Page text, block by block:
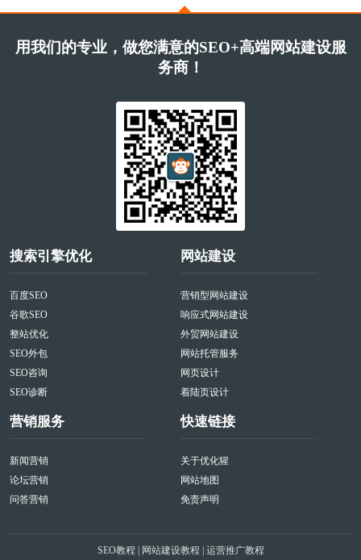
用我们的专业，做您满意的SEO+高端网站建设服
务商！
搜索引擎优化
百度SEO
谷歌SEO
整站优化
SEO外包
SEO咨询
SEO诊断
网站建设
营销型网站建设
响应式网站建设
外贸网站建设
网站托管服务
网页设计
着陆页设计
营销服务
新闻营销
论坛营销
问答营销
快速链接
关于优化猩
网站地图
免责声明
SEO教程 网站建设教程 运营推广教程